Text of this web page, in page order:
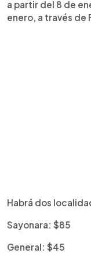
a partir del 8 de
enero, a través de
Habrá dos
Sayonara: $85
General: $45